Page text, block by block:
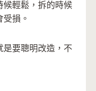
候輕鬆，拆的時候
損。
是要聰明改造，不